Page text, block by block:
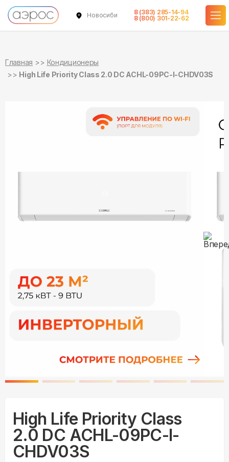
Новосибирск
8 (383) 285-14-94
8 (800) 301-22-62
Главная
Кондиционеры
High Life Priority Class 2.0 DC ACHL-09PС-I-CHDV03S
High Life Priority Class
2.0 DC ACHL-09PС-I-
CHDV03S
в наличии
в наличии